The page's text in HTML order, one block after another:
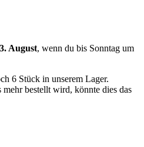
August, wenn du bis Sonntag um
6 Stück in unserem Lager.
bestellt wird, könnte dies das